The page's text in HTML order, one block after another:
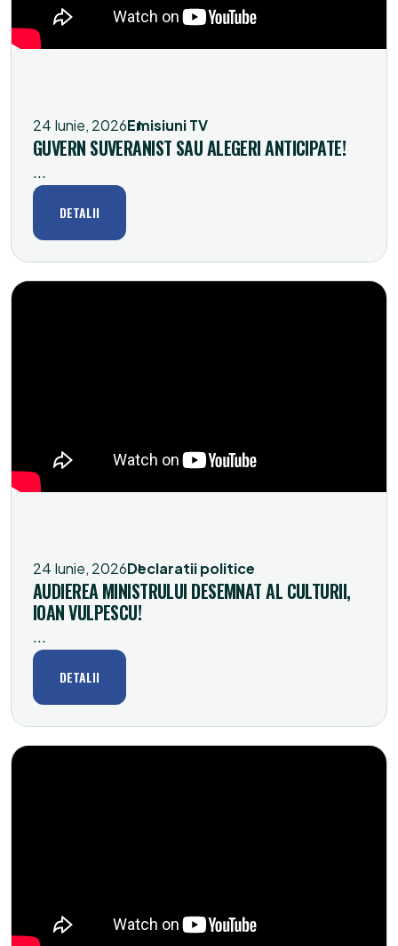
24 Iunie, 2026Emisiuni TV
GUVERN SUVERANIST SAU ALEGERI ANTICIPATE!
...
DETALII
24 Iunie, 2026Declaratii politice
AUDIEREA MINISTRULUI DESEMNAT AL CULTURII,
IOAN VULPESCU!
...
DETALII